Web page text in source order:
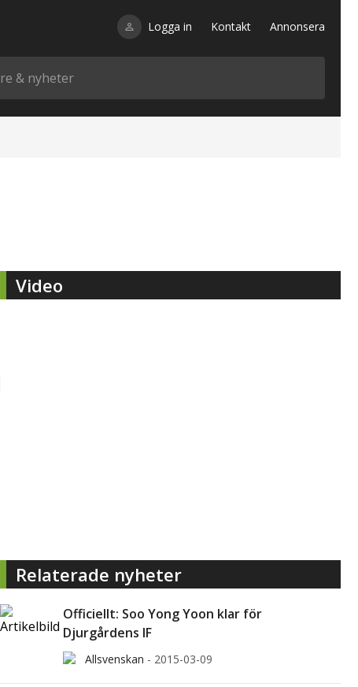
Logga in Kontakt Annonsera
Video
Relaterade nyheter
Officiellt: Soo Yong Yoon klar för
Djurgårdens IF
Allsvenskan - 2015-03-09